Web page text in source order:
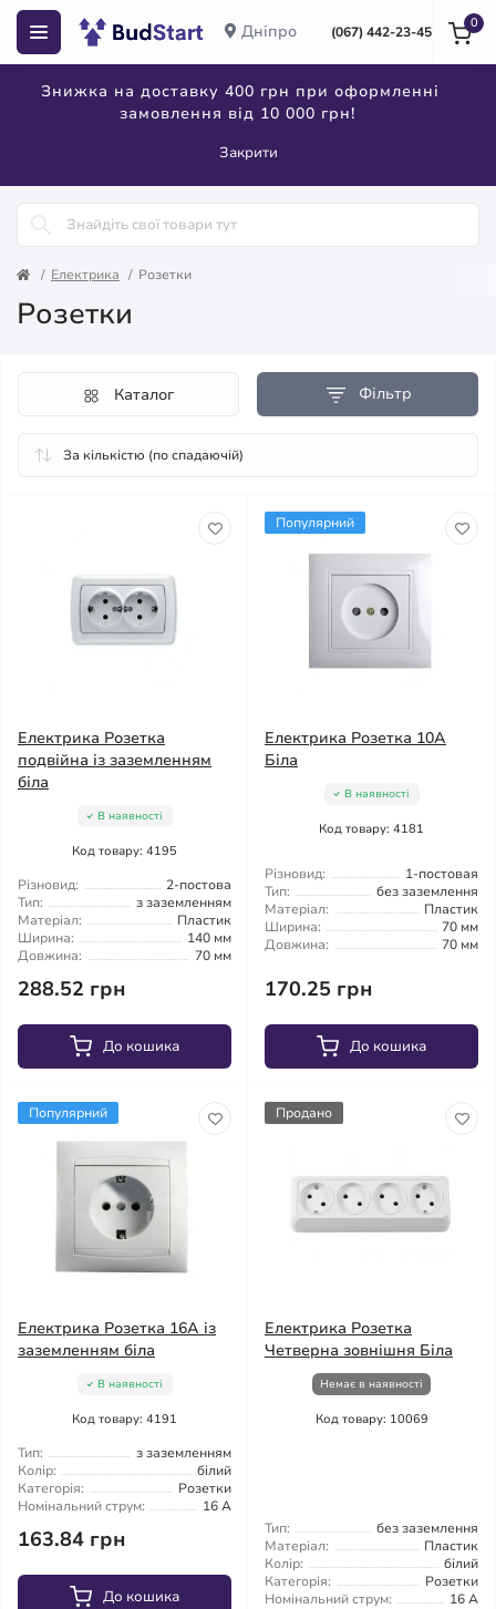
Дніпро (067) 442-23-45
Знижка на доставку 400 грн при оформленні
замовлення від 10 000 грн!
Закрити
0
Електрика Розетки
Розетки
Фільтр
Каталог
Електрика Розетка
подвійна із заземленням
біла
В наявності
Код товару: 4195
Різновид:
2-постова
Тип:
з заземленням
Матеріал:
Пластик
Ширина:
140 мм
Довжина:
70 мм
288.52 грн
До кошика
Популярний
Електрика Розетка 10А
Біла
В наявності
Код товару: 4181
Різновид:
1-постовая
Тип:
без заземлення
Матеріал:
Пластик
Ширина:
70 мм
Довжина:
70 мм
170.25 грн
До кошика
Популярний
Електрика Розетка 16А із
заземленням біла
В наявності
Код товару: 4191
Тип:
з заземленням
Колір:
білий
Категорія:
Розетки
Номінальний струм:
16 А
163.84 грн
До кошика
Продано
Електрика Розетка
Четверна зовнішня Біла
Немає в наявності
Код товару: 10069
Тип:
без заземлення
Матеріал:
Пластик
Колір:
білий
Категорія:
Розетки
Номінальний струм:
16 А